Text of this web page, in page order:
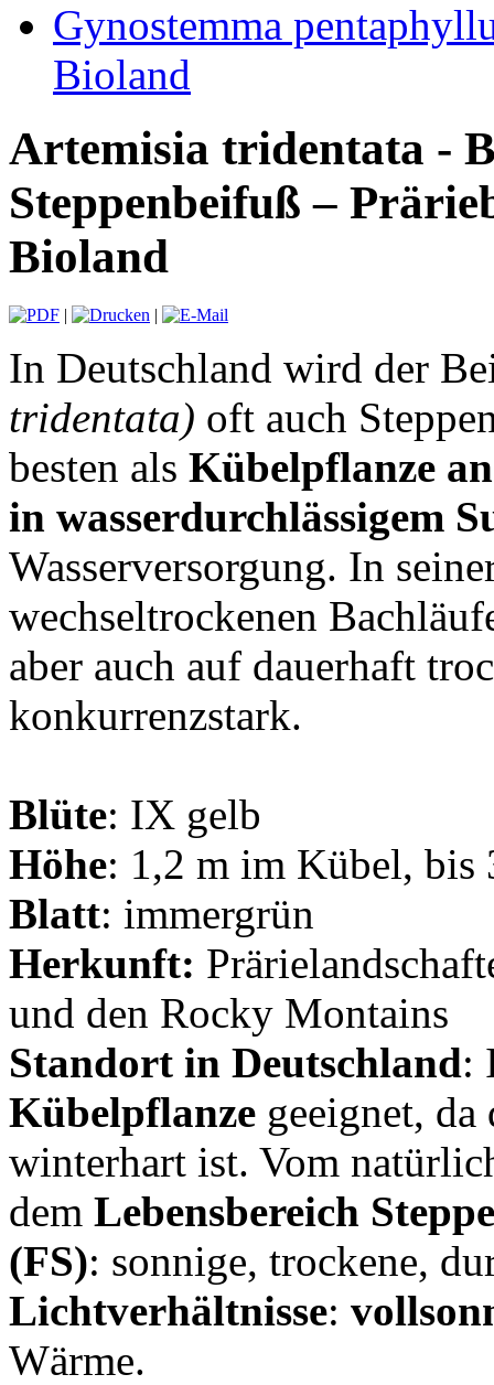
Gynostemma
Bioland
Artemisia tridentata -
Steppenbeifuß –
Bioland
| |
In Deutschland wird der
tridentata) oft auch
besten als Kübelpflanze
in wasserdurchlässigem
Wasserversorgung. In
wechseltrockenen
aber auch auf dauerhaft
konkurrenzstark.
Blüte: IX gelb
Höhe: 1,2 m im Kübel, bis
Blatt: immergrün
Herkunft:
und den Rocky Montains
Standort in Deutschland:
Kübelpflanze geeignet,
winterhart ist. Vom
dem Lebensbereich
(FS): sonnige, trockene,
Lichtverhältnisse:
Wärme.